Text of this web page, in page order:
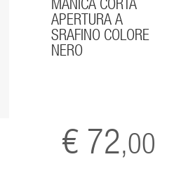
APERTURA A
SRAFINO COLORE
NERO
€ 72,00